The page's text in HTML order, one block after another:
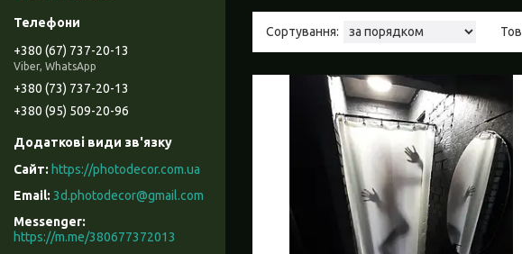
+380 (67) 737-20-13
Viber, WhatsApp
+380 (73) 737-20-13
+380 (95) 509-20-96
https://photodecor.com.ua
3d.photodecor@gmail.com
https://m.me/380677372013